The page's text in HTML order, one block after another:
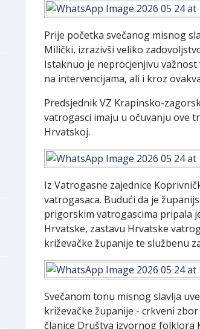
Prije početka svečanog misnog
Milički, izrazivši veliko
Istaknuo je neprocjenjivu
na intervencijama, ali i kroz
Predsjednik VZ Krapinsko-
vatrogasci imaju u očuvanju ove
Hrvatskoj.
Iz Vatrogasne zajednice
vatrogasaca. Budući da je
prigorskim vatrogascima pripala
Hrvatske, zastavu Hrvatske
križevačke županije te službenu
Svečanom tonu misnog slavlja
križevačke županije - crkveni
članice Društva izvornog folklora